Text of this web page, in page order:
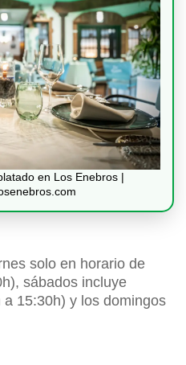
en Los Enebros |
solo en horario de
sábados incluye
15:30h) y los domingos